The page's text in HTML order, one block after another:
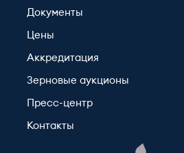
Документы
Цены
Аккредитация
Зерновые аукционы
Пресс-центр
Контакты